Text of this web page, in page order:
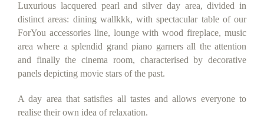
Luxurious lacquered pearl and silver day area, divided in
distinct areas: dining wallkkk, with spectacular table of our
ForYou accessories line, lounge with wood fireplace, music
area where a splendid grand piano garners all the attention
and finally the cinema room, characterised by decorative
panels depicting movie stars of the past.
A day area that satisfies all tastes and allows everyone to
realise their own idea of relaxation.